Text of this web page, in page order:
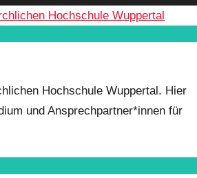
Hochschule Wuppertal. Hier
und Ansprechpartner*innen für